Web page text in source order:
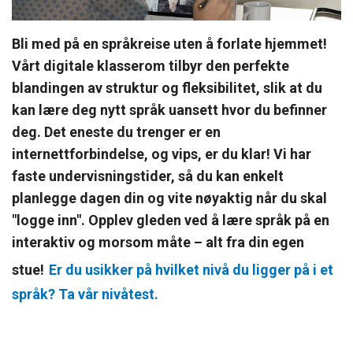
Bli med på en språkreise uten å forlate hjemmet!
Vårt digitale klasserom tilbyr den perfekte
blandingen av struktur og fleksibilitet, slik at du
kan lære deg nytt språk uansett hvor du befinner
deg. Det eneste du trenger er en
internettforbindelse, og vips, er du klar! Vi har
faste undervisningstider, så du kan enkelt
planlegge dagen din og vite nøyaktig når du skal
"logge inn". Opplev gleden ved å lære språk på en
interaktiv og morsom måte – alt fra din egen
stue! Er du usikker på hvilket nivå du ligger på i et
språk? Ta vår nivåtest.